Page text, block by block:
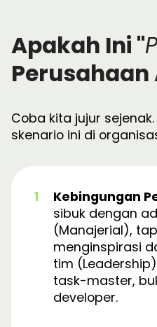
Apakah Ini "
Perusahaan
Coba kita jujur
skenario ini di
Kebingungan
sibuk dengan
(Manajerial),
menginspirasi
tim
task-master,
developer.